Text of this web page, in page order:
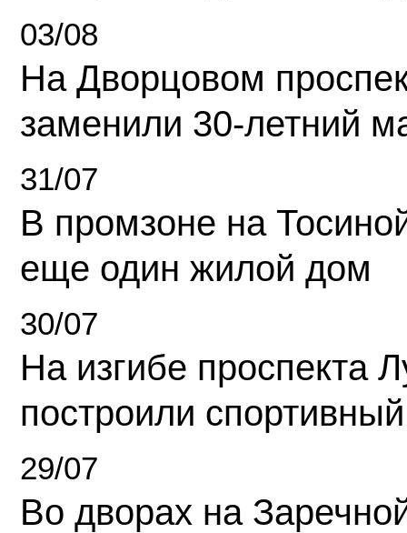
03/08
На Дворцовом
заменили 30-летний
31/07
В промзоне на
еще один жилой дом
30/07
На изгибе проспекта
построили
29/07
Во дворах на